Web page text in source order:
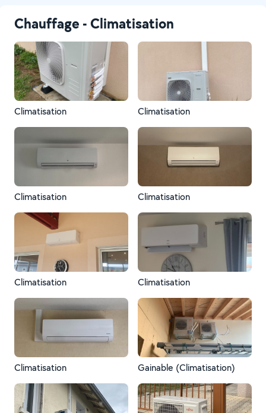
Chauffage - Climatisation
Climatisation Climatisation
Climatisation Climatisation
Climatisation Climatisation
Climatisation Gainable (Climatisation)